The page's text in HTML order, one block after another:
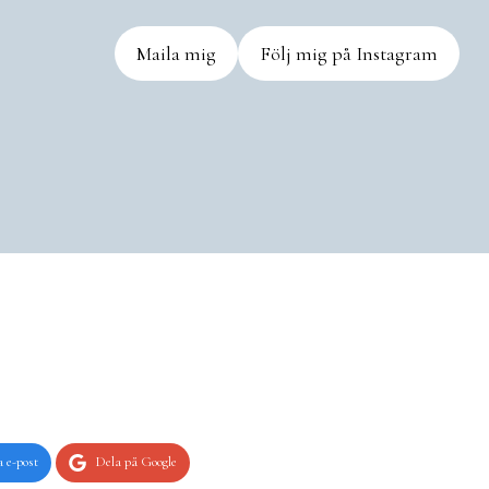
Maila mig Följ mig på Instagram
e-post Dela på Google